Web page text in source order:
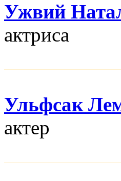
Ужвий
актриса
Ульфсак
актер